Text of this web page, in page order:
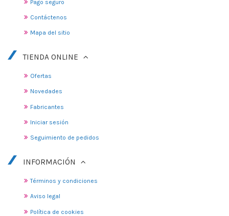
Pago seguro
Contáctenos
Mapa del sitio
TIENDA ONLINE
Ofertas
Novedades
Fabricantes
Iniciar sesión
Seguimiento de pedidos
INFORMACIÓN
Términos y condiciones
Aviso legal
Política de cookies